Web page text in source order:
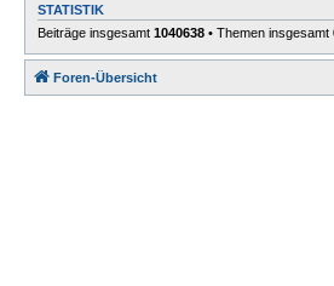
STATISTIK
Beiträge insgesamt 1040638 • Themen insgesamt
Foren-Übersicht